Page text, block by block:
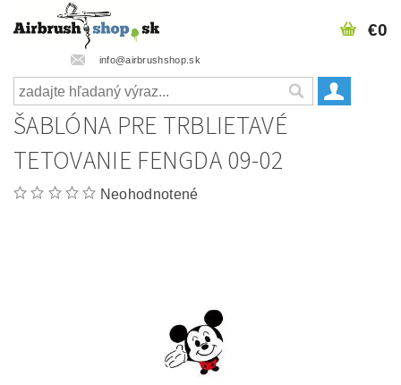
info@airbrushshop.sk
€0
ŠABLÓNA PRE TRBLIETAVÉ
TETOVANIE FENGDA 09-02
Neohodnotené